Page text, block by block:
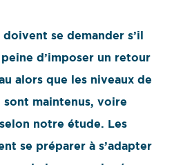
se demander s’il
d’imposer un retour
alors que les niveaux de
maintenus, voire
notre étude. Les
se préparer à s’adapter